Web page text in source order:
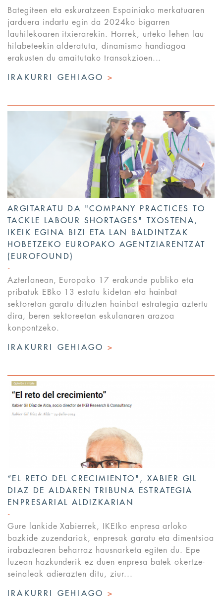
Bategiteen eta eskuratzeen Espainiako merkatuaren
jarduera indartu egin da 2024ko bigarren
lauhilekoaren itxierarekin. Horrek, urteko lehen lau
hilabeteekin alderatuta, dinamismo handiagoa
erakusten du amaitutako transakzioen...
IRAKURRI GEHIAGO>
ARGITARATU DA "COMPANY PRACTICES TO
TACKLE LABOUR SHORTAGES" TXOSTENA,
IKEIK EGINA BIZI ETA LAN BALDINTZAK
HOBETZEKO EUROPAKO AGENTZIARENTZAT
(EUROFOUND)
Azterlanean, Europako 17 erakunde publiko eta
pribatuk EBko 13 estatu kidetan eta hainbat
sektoretan garatu dituzten hainbat estrategia aztertu
dira, beren sektoreetan eskulanaren arazoa
konpontzeko.
IRAKURRI GEHIAGO>
“EL RETO DEL CRECIMIENTO", XABIER GIL
DIAZ DE ALDAREN TRIBUNA ESTRATEGIA
ENPRESARIAL ALDIZKARIAN
Gure lankide Xabierrek, IKEIko enpresa arloko
bazkide zuzendariak, enpresak garatu eta dimentsioa
irabaztearen beharraz hausnarketa egiten du. Epe
luzean hazkunderik ez duen enpresa batek okertze-
seinaleak adierazten ditu, ziur...
IRAKURRI GEHIAGO>